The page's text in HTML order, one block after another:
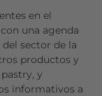
en el
una agenda
sector de la
productos y
y
informativos a